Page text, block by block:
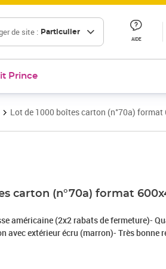
de site : Particulier
AIDE
Prince
Lot de 1000 boîtes carton (n°70a)
carton (n°70a) format
américaine (2x2 rabats de fermeture)-
avec extérieur écru (marron)- Très bonne
postal.- Très pratique pour vos